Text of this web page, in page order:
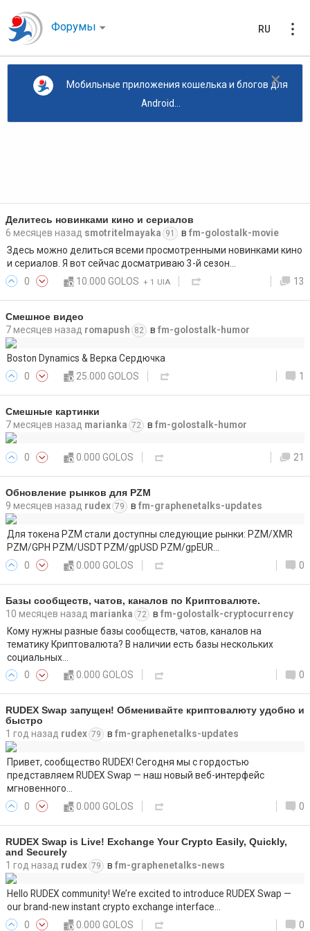
Форумы RU
×
Мобильные приложения кошелька и блогов для
Android...
Делитесь новинками кино и сериалов
6 месяцев назад smotritelmayaka 91 в fm-golostalk-movie
Здесь можно делиться всеми просмотренными новинками кино
и сериалов. Я вот сейчас досматриваю 3-й сезон…
0
10.000 GOLOS +1 UIA 13
Смешное видео
7 месяцев назад romapush 82 в fm-golostalk-humor
Boston Dynamics & Верка Сердючка
0
25.000 GOLOS 1
Смешные картинки
7 месяцев назад marianka 72 в fm-golostalk-humor
0 0.000 GOLOS 21
Обновление рынков для PZM
9 месяцев назад rudex 79 в fm-graphenetalks-updates
Для токена PZM стали доступны следующие рынки: PZM/XMR
PZM/GPH PZM/USDT PZM/gpUSD PZM/gpEUR…
0
0.000 GOLOS 0
Базы сообществ, чатов, каналов по Криптовалюте.
10 месяцев назад marianka 72 в fm-golostalk-cryptocurrency
Кому нужны разные базы сообществ, чатов, каналов на
тематику Криптовалюта? В наличии есть базы нескольких
социальных…
0
0.000 GOLOS 0
RUDEX Swap запущен! Обменивайте криптовалюту удобно и
быстро
1 год назад rudex 79 в fm-graphenetalks-updates
Привет, сообщество RUDEX! Сегодня мы с гордостью
представляем RUDEX Swap — наш новый веб-интерфейс
мгновенного…
0
0.000 GOLOS 0
RUDEX Swap is Live! Exchange Your Crypto Easily, Quickly,
and Securely
1 год назад rudex 79 в fm-graphenetalks-news
Hello RUDEX community! We’re excited to introduce RUDEX Swap —
our brand-new instant crypto exchange interface…
0
0.000 GOLOS 0